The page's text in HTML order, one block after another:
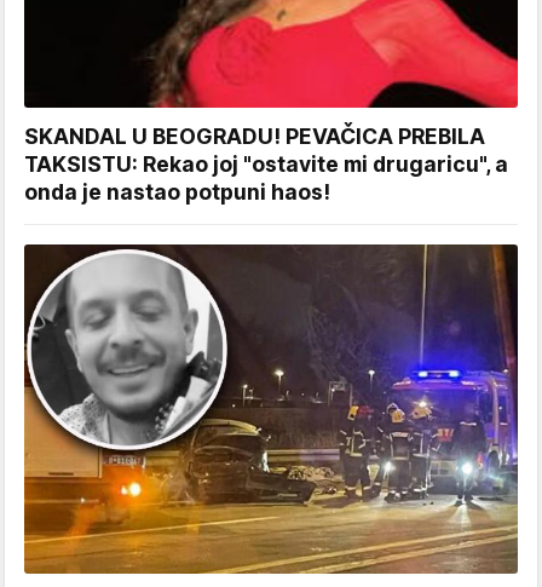
SKANDAL U BEOGRADU! PEVAČICA PREBILA
TAKSISTU: Rekao joj "ostavite mi drugaricu", a
onda je nastao potpuni haos!